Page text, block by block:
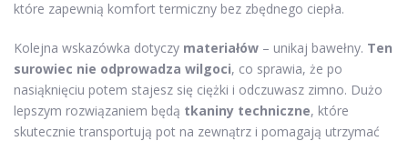
które zapewnią komfort termiczny bez zbędnego ciepła.
Kolejna wskazówka dotyczy materiałów – unikaj bawełny. Ten
surowiec nie odprowadza wilgoci, co sprawia, że po
nasiąknięciu potem stajesz się ciężki i odczuwasz zimno. Dużo
lepszym rozwiązaniem będą tkaniny techniczne, które
skutecznie transportują pot na zewnątrz i pomagają utrzymać